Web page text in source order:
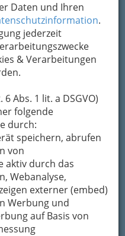
Daten und Ihren
.
jederzeit
& Verarbeitungen
Abs. 1 lit. a DSGVO)
folgende
durch:
speichern, abrufen
von
aktiv durch das
Webanalyse,
externer (embed)
Werbung und
auf Basis von
spirit – Klingender
2013 - 001
am 20. Juli